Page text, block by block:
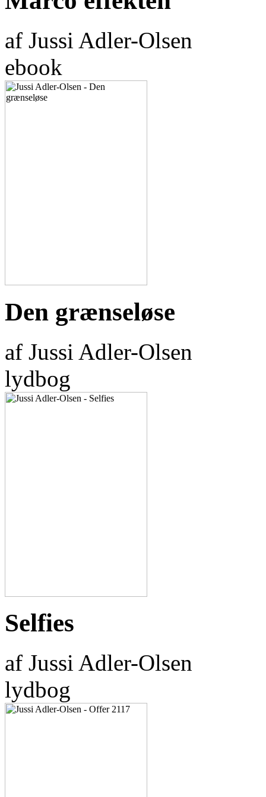
af Jussi Adler-Olsen
ebook
Den grænseløse
af Jussi Adler-Olsen
lydbog
Selfies
af Jussi Adler-Olsen
lydbog